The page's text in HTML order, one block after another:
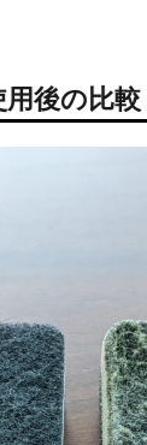
後の比較